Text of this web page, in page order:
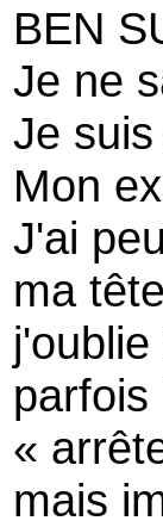
BEN
Je ne
Je
Mon
J'ai
ma
«
mais